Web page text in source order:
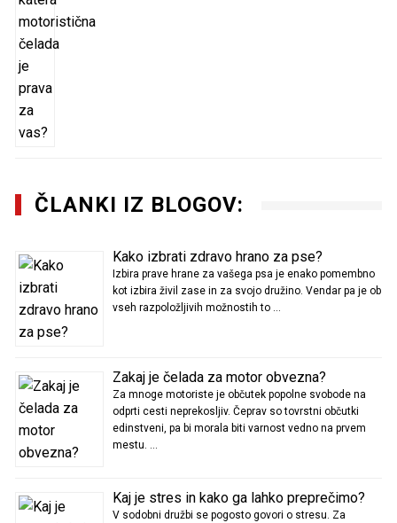
ČLANKI IZ BLOGOV:
Kako izbrati zdravo hrano za pse?
Izbira prave hrane za vašega psa je enako pomembno
kot izbira živil zase in za svojo družino. Vendar pa je ob
vseh razpoložljivih možnostih to …
Zakaj je čelada za motor obvezna?
Za mnoge motoriste je občutek popolne svobode na
odprti cesti neprekosljiv. Čeprav so tovrstni občutki
edinstveni, pa bi morala biti varnost vedno na prvem
mestu. …
Kaj je stres in kako ga lahko preprečimo?
V sodobni družbi se pogosto govori o stresu. Za